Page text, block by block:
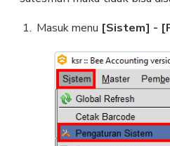
Masuk menu [Sistem] -